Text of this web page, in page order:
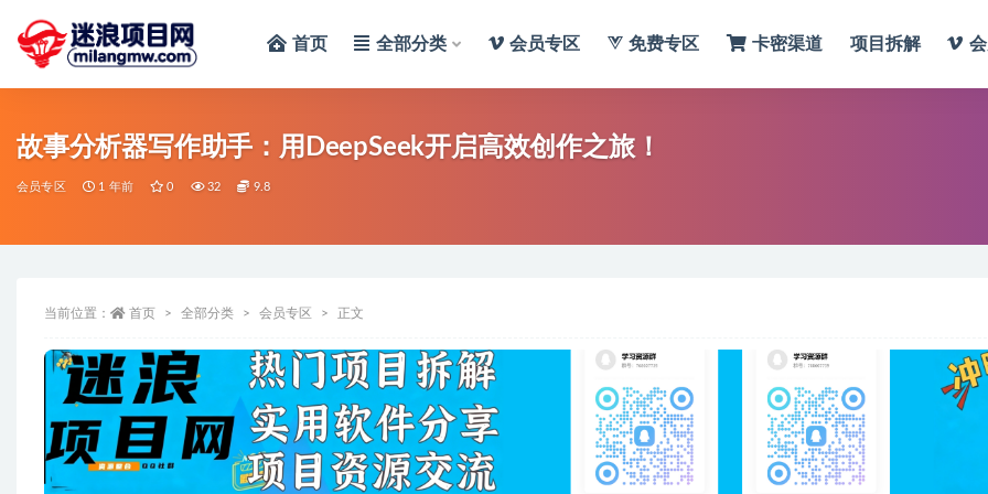
首页 全部分类 会员专区 免费专区 卡密渠道 项目拆解
故事分析器写作助手：用DeepSeek开启高效创作之旅！
会员专区 1 年前 0 32 9.8
当前位置： 首页 全部分类 会员专区 正文